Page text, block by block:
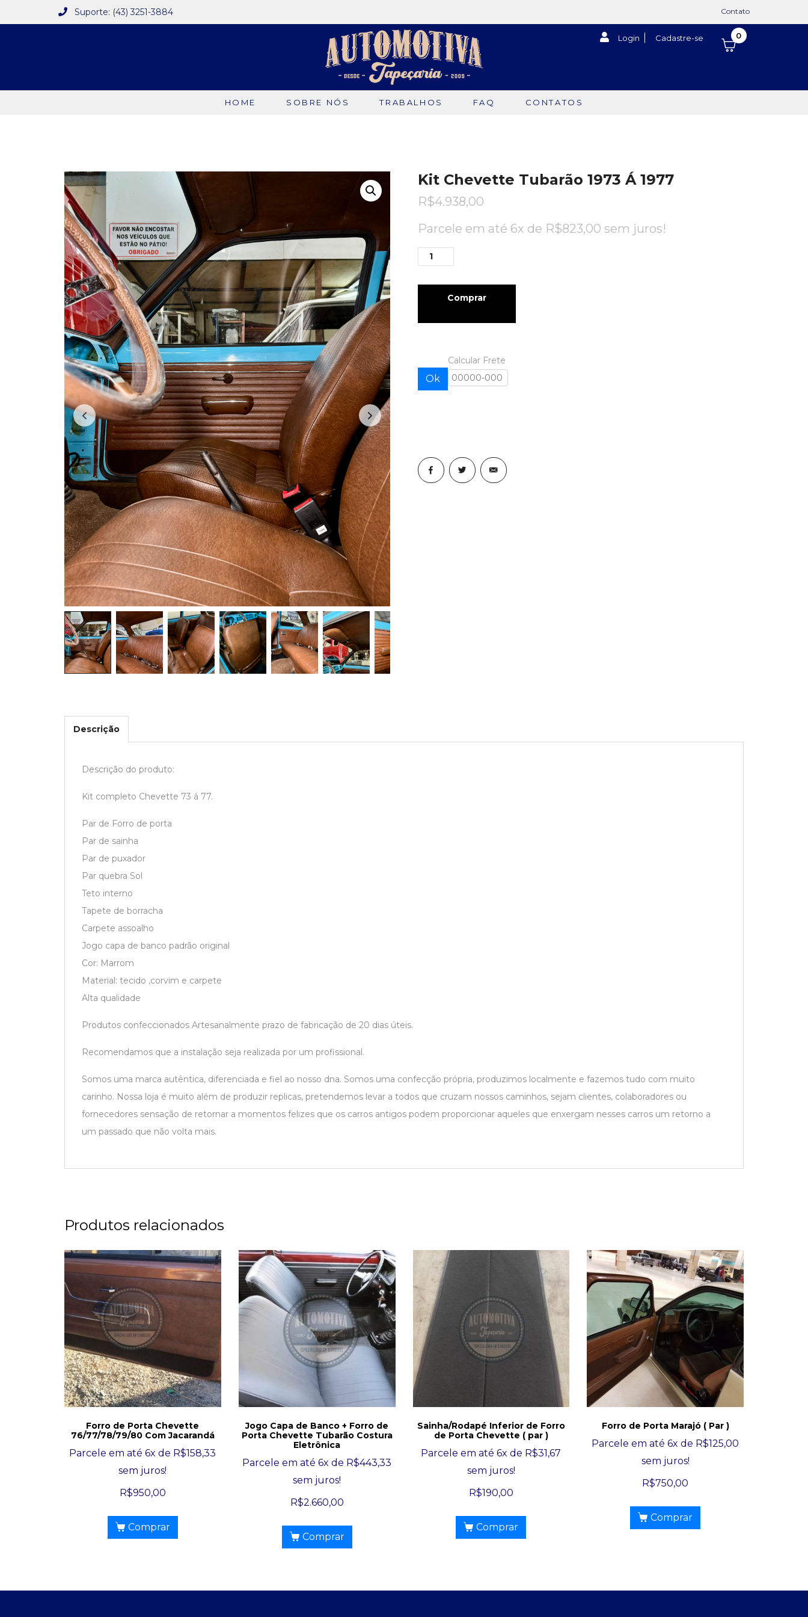
Suporte: (43) 3251-3884 Contato
Login Cadastre-se 0
HOME SOBRE NÓS TRABALHOS FAQ CONTATOS
Kit Chevette Tubarão 1973 Á 1977
R$4.938,00
Parcele em até 6x de R$823,00 sem juros!
Comprar
Calcular Frete
Ok
Descrição
Descrição do produto:
Kit completo Chevette 73 á 77.
Par de Forro de porta
Par de sainha
Par de puxador
Par quebra Sol
Teto interno
Tapete de borracha
Carpete assoalho
Jogo capa de banco padrão original
Cor: Marrom
Material: tecido ,corvim e carpete
Alta qualidade
Produtos confeccionados Artesanalmente prazo de fabricação de 20 dias úteis.
Recomendamos que a instalação seja realizada por um profissional.
Somos uma marca autêntica, diferenciada e fiel ao nosso dna. Somos uma confecção própria, produzimos localmente e fazemos tudo com muito
carinho. Nossa loja é muito além de produzir replicas, pretendemos levar a todos que cruzam nossos caminhos, sejam clientes, colaboradores ou
fornecedores sensação de retornar a momentos felizes que os carros antigos podem proporcionar aqueles que enxergam nesses carros um retorno a
um passado que não volta mais.
Produtos relacionados
Forro de Porta Chevette
76/77/78/79/80 Com Jacarandá
Parcele em até 6x de R$158,33
sem juros!
R$950,00
Comprar
Jogo Capa de Banco + Forro de
Porta Chevette Tubarão Costura
Eletrônica
Parcele em até 6x de R$443,33
sem juros!
R$2.660,00
Comprar
Sainha/Rodapé Inferior de Forro
de Porta Chevette ( par )
Parcele em até 6x de R$31,67
sem juros!
R$190,00
Comprar
Forro de Porta Marajó ( Par )
Parcele em até 6x de R$125,00
sem juros!
R$750,00
Comprar